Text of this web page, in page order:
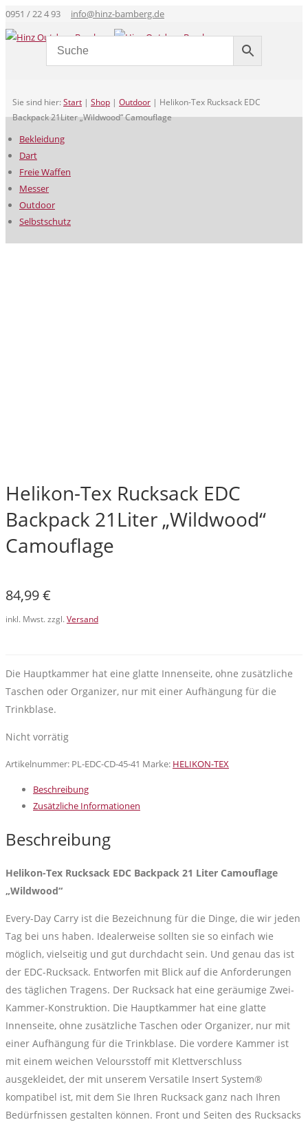
0951 / 22 4 93 info@hinz-bamberg.de
Sie sind hier: Start | Shop | Outdoor | Helikon-Tex Rucksack EDC
Backpack 21Liter „Wildwood“ Camouflage
Bekleidung
Dart
Freie Waffen
Messer
Outdoor
Selbstschutz
Helikon-Tex Rucksack EDC
Backpack 21Liter „Wildwood“
Camouflage
84,99€
inkl. Mwst. zzgl. Versand
Die Hauptkammer hat eine glatte Innenseite, ohne zusätzliche
Taschen oder Organizer, nur mit einer Aufhängung für die
Trinkblase.
Nicht vorrätig
Artikelnummer: PL-EDC-CD-45-41 Marke: HELIKON-TEX
Beschreibung
Zusätzliche Informationen
Beschreibung
Helikon-Tex Rucksack EDC Backpack 21 Liter Camouflage
„Wildwood“
Every-Day Carry ist die Bezeichnung für die Dinge, die wir jeden
Tag bei uns haben. Idealerweise sollten sie so einfach wie
möglich, vielseitig und gut durchdacht sein. Und genau das ist
der EDC-Rucksack. Entworfen mit Blick auf die Anforderungen
des täglichen Tragens. Der Rucksack hat eine geräumige Zwei-
Kammer-Konstruktion. Die Hauptkammer hat eine glatte
Innenseite, ohne zusätzliche Taschen oder Organizer, nur mit
einer Aufhängung für die Trinkblase. Die vordere Kammer ist
mit einem weichen Veloursstoff mit Klettverschluss
ausgekleidet, der mit unserem Versatile Insert System®
kompatibel ist, mit dem Sie Ihren Rucksack ganz nach Ihren
Bedürfnissen gestalten können. Front und Seiten des Rucksacks